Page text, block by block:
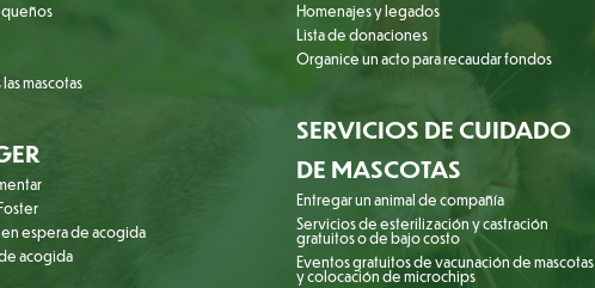
mascotas
en espera de acogida
acogida
Homenajes y legados
Lista de donaciones
Organice un acto para recaudar fondos
SERVICIOS DE CUIDADO
DE MASCOTAS
Entregar un animal de compañía
Servicios de esterilización y castración
gratuitos o de bajo costo
Eventos gratuitos de vacunación de mascotas
y colocación de microchips